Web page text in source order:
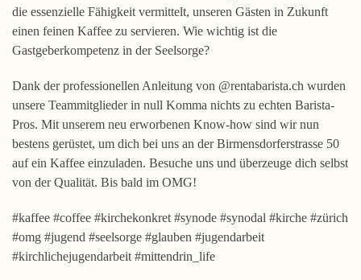
die essenzielle Fähigkeit vermittelt, unseren Gästen in Zukunft
einen feinen Kaffee zu servieren. Wie wichtig ist die
Gastgeberkompetenz in der Seelsorge?
Dank der professionellen Anleitung von @rentabarista.ch wurden
unsere Teammitglieder in null Komma nichts zu echten Barista-
Pros. Mit unserem neu erworbenen Know-how sind wir nun
bestens gerüstet, um dich bei uns an der Birmensdorferstrasse 50
auf ein Kaffee einzuladen. Besuche uns und überzeuge dich selbst
von der Qualität. Bis bald im OMG!
#kaffee #coffee #kirchekonkret #synode #synodal #kirche #zürich
#omg #jugend #seelsorge #glauben #jugendarbeit
#kirchlichejugendarbeit #mittendrin_life